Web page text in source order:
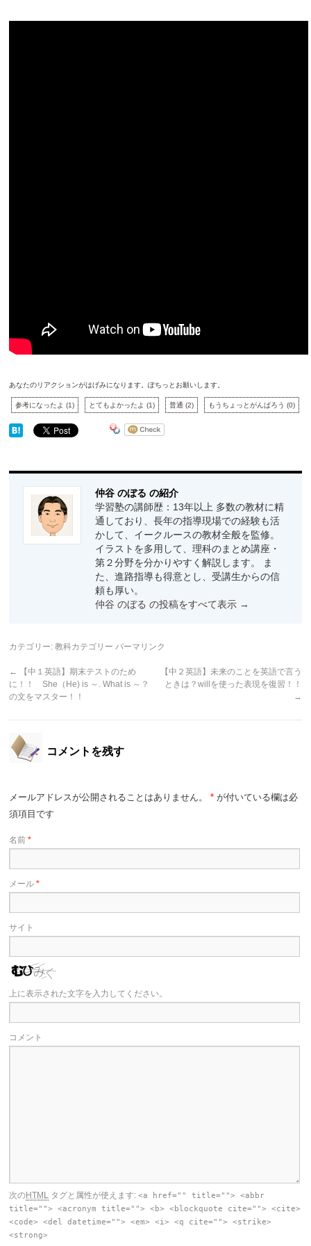
あなたのリアクションがはげみになります。ぽちっとお願いします。
参考になったよ(1) とてもよかったよ(1) 普通(2) もうちょっとがんばろう(0)
仲谷 のぼる の紹介
学習塾の講師歴：13年以上 多数の教材に精
通しており、長年の指導現場での経験も活
かして、イークルースの教材全般を監修。
イラストを多用して、理科のまとめ講座・
第２分野を分かりやすく解説します。 ま
た、進路指導も得意とし、受講生からの信
頼も厚い。
仲谷 のぼる の投稿をすべて表示 →
カテゴリー:教科カテゴリー パーマリンク
←
【中１英語】期末テストのため
に！！ She（He) is ～. What is ～？
の文をマスター！！
【中２英語】未来のことを英語で言う
ときは？willを使った表現を復習！！
→
コメントを残す
メールアドレスが公開されることはありません。 * が付いている欄は必
須項目です
名前*
メール*
サイト
上に表示された文字を入力してください。
コメント
次のHTML タグと属性が使えます:<a href="" title=""> <abbr
title=""> <acronym title=""> <b> <blockquote cite=""> <cite>
<code> <del datetime=""> <em> <i> <q cite=""> <strike>
<strong>